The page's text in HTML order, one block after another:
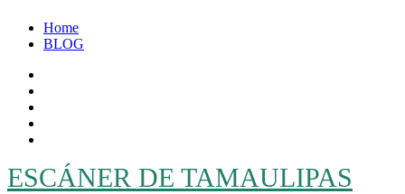
Home
BLOG
ESCÁNER DE TAMAULIPAS